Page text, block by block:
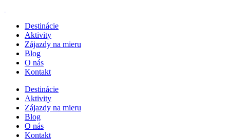
Destinácie
Aktivity
Zájazdy na mieru
Blog
O nás
Kontakt
Destinácie
Aktivity
Zájazdy na mieru
Blog
O nás
Kontakt